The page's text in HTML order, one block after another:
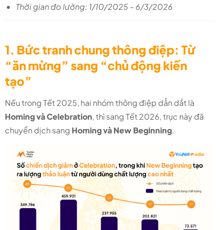
Thời gian đo lường: 1/10/2025 – 6/3/2026
1. Bức tranh chung thông điệp: Từ
“ăn mừng” sang “chủ động kiến
tạo”
Nếu trong Tết 2025, hai nhóm thông điệp dẫn dắt là
Homing và Celebration, thì sang Tết 2026, trục này đã
chuyển dịch sang Homing và New Beginning.